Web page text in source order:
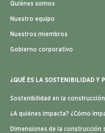
Quiénes somos
Nuestro equipo
Nuestros miembros
Gobierno corporativo
¿QUÉ ES LA SOSTENIBILIDAD Y
Sostenibilidad en la construcción
¿A quiénes impacta? ¿Cómo
Dimensiones de la construcción